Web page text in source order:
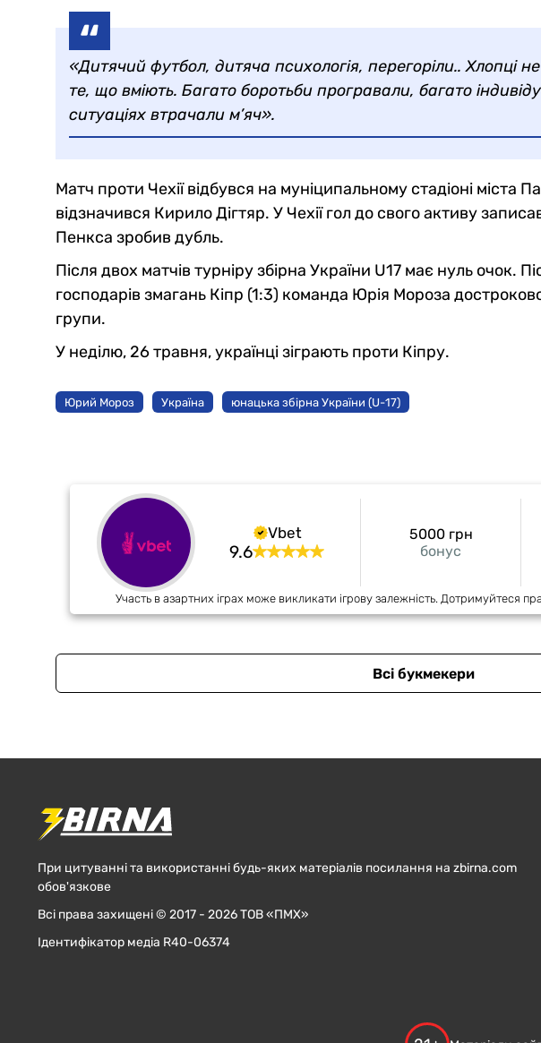
«Дитячий футбол, дитяча психологія, перегоріли.. Хлопці
те, що вміють. Багато боротьби програвали, багато
ситуаціях втрачали м’яч».
Матч проти Чехії відбувся на муніципальному стадіоні міста
відзначився Кирило Дігтяр. У Чехії гол до свого активу
Пенкса зробив дубль.
Після двох матчів турніру збірна України U17 має нуль очок.
господарів змагань Кіпр (1:3) команда Юрія Мороза
групи.
У неділю, 26 травня, українці зіграють проти Кіпру.
Юрий Мороз Україна юнацька збірна України (U-17)
Vbet
9.6 бонус
5000 грн
Участь в азартних іграх може викликати ігрову залежність. Дотримуйтеся
Всі букмекери
При цитуванні та використанні будь-яких матеріалів посилання на zbirna.com
обов'язкове
Всі права захищені © 2017 - 2026 ТОВ «ПМХ»
Ідентифікатор медіа R40-06374